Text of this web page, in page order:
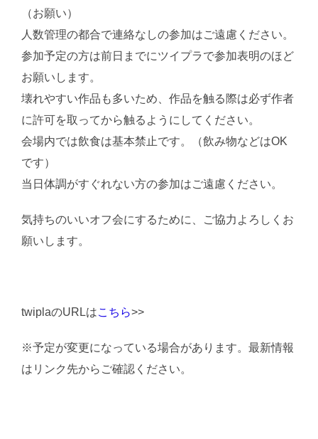
（お願い）
人数管理の都合で連絡なしの参加はご遠慮ください。
参加予定の方は前日までにツイプラで参加表明のほど
お願いします。
壊れやすい作品も多いため、作品を触る際は必ず作者
に許可を取ってから触るようにしてください。
会場内では飲食は基本禁止です。（飲み物などはOK
です）
当日体調がすぐれない方の参加はご遠慮ください。
気持ちのいいオフ会にするために、ご協力よろしくお
願いします。
twiplaのURLはこちら>>
※予定が変更になっている場合があります。最新情報
はリンク先からご確認ください。